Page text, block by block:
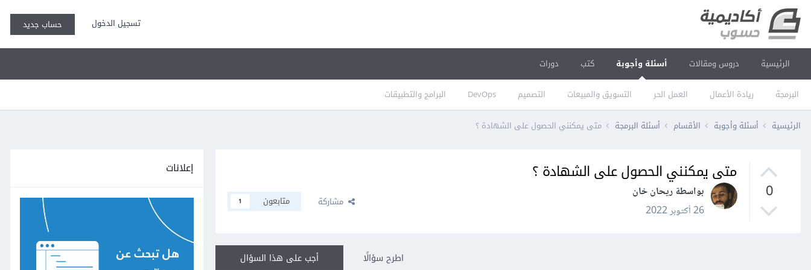
تسجيل الدخول حساب جديد
الرئيسية دروس ومقالات أسئلة وأجوبة
البرمجة ريادة الأعمال العمل الحر التسويق والمبيعات التصميم DevOps البرامج والتطبيقات
كتب دورات
الرئيسية أسئلة وأجوبة الأقسام أسئلة البرمجة متى يمكنني الحصول على الشهادة ؟
0
متى يمكنني الحصول على الشهادة ؟
بواسطة ريحان خان
26 أكتوبر 2022
مشاركة متابعون 1
أجب على هذا السؤال اطرح سؤالًا
إعلانات